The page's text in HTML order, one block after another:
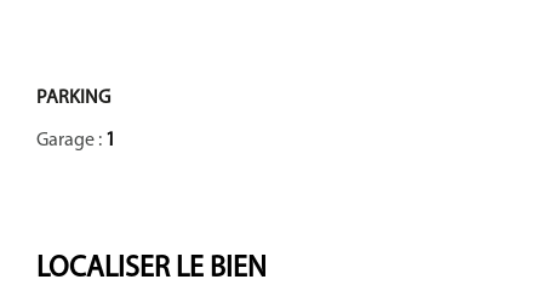
PARKING
Garage : 1
LOCALISERLE BIEN